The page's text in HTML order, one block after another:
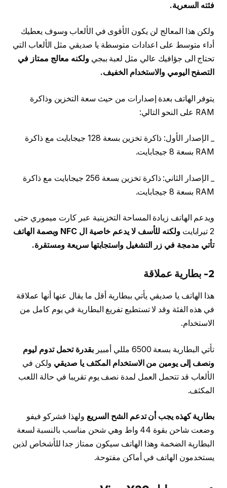
فئته السعرية.
ولكن هذا المعالج لن يكون الأقوى في الألعاب وسوف يعطيك
أداء متوسط على اعدادات متوسطة يا صديقي مثل الألعاب التي
تحتاج الى جؤافيك عالي مثل لعبة ببجي ولكنه معالج ممتاز في
التصفح اليومي والاستخدام الخفيف.
يتوفر الهاتف بعدة إصدارات من حيث سعة التخزين وذاكرة
RAM على النحو التالي:
_ الإصدار الأول: ذاكرة تخزين بسعة 128 جيجابايت مع ذاكرة
RAM بسعة 8 جيجابايت.
_ الإصدار الثاني: ذاكرة تخزين بسعة 256 جيجابايت مع ذاكرة
RAM بسعة 8 جيجابايت.
ويدعم الهاتف زيادة المساحة التخزينية عبر كارت ميموري حتى
2 تيرابايت
ولكنه للأسف لا يدعم خاصية ال NFC وبصمة الهاتف
تأتي مدمجة في زر التشغيل واستجابتها سريعة ومستقرة.
2- بطارية عملاقة
هذا الهاتف يا صديقي يأتي ببطارية أقل ما يقال عنها أنها عملاقة
في هذه الفئة وقد لا تستطيع تفريغ البطارية في يوم كامل من
الاستخدام.
تأتي البطارية بسعة 6500 مللي أمبير
بقدرة تحمل تدوم ليوم
ونصف إلى يومين من الاستخدام المكثف يا صديقي ولكن في
الألعاب قد تتحمل العمل لمدة نصف يوم تقريبا في حالة اللعب
المكثف.
بطارية كهذه يجب أن تدعم الشح السريع ولهذا فشركو فيفو
وضعت شاحن بقوة 44 واط وهي شحن مناسب بالنسبة لسعة
البطارية الضخمة وهذا الهاتف سيكون ممتاز جدا للأشخاص لذين
يستخدمون الهاتف في أماكن مفتوحة.